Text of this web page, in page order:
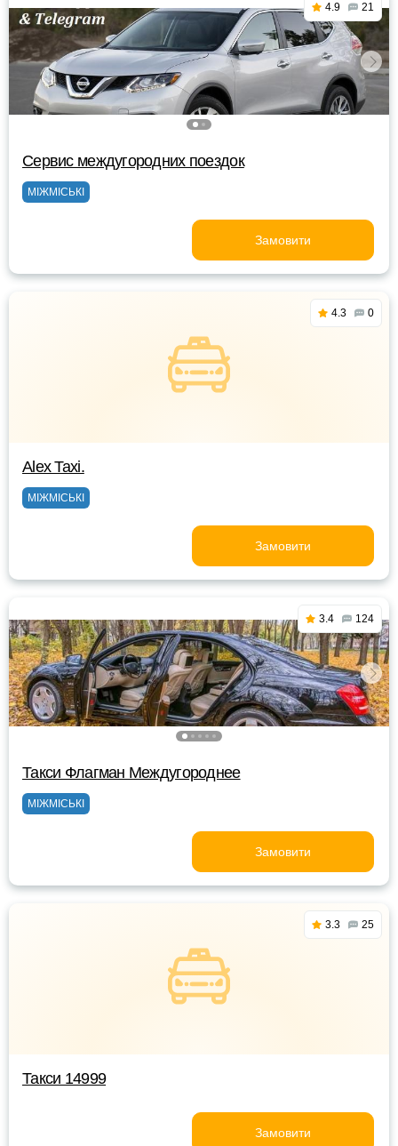
4.9 21
Сервис междугородних поездок
МІЖМІСЬКІ
Замовити
4.3 0
Alex Taxi.
МІЖМІСЬКІ
Замовити
3.4 124
Такси Флагман Междугороднее
МІЖМІСЬКІ
Замовити
3.3 25
Такси 14999
Замовити